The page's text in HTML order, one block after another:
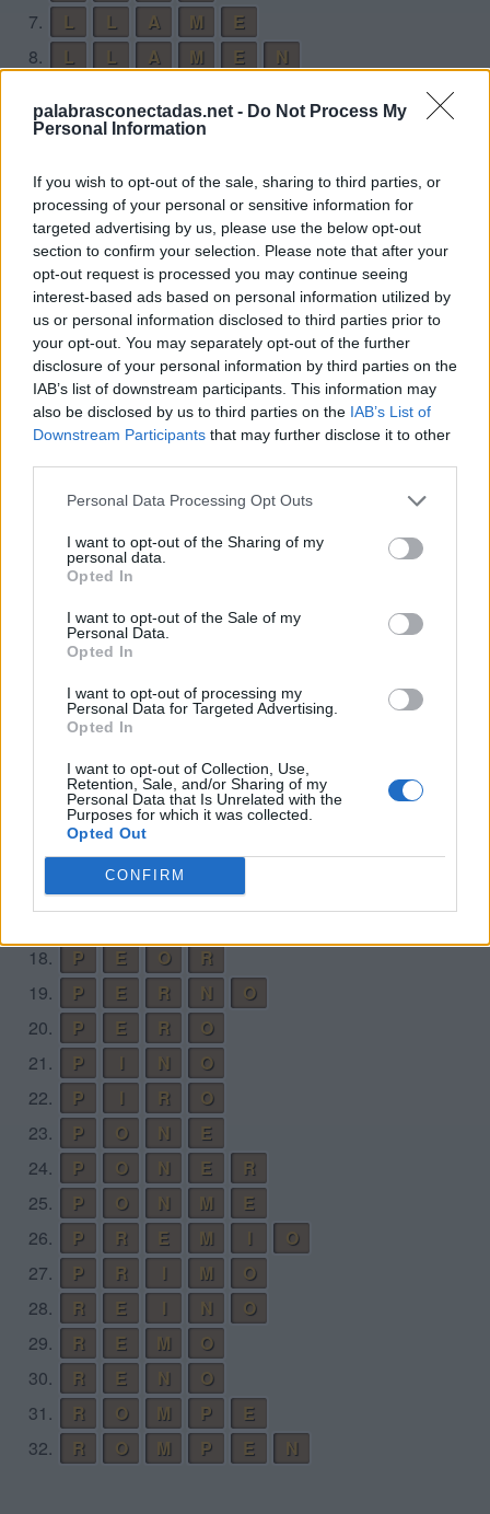
palabrasconectadas.net - Do Not Process My
Personal Information
If you wish to opt-out of the sale, sharing to third parties, or
processing of your personal or sensitive information for
targeted advertising by us, please use the below opt-out
section to confirm your selection. Please note that after your
opt-out request is processed you may continue seeing
interest-based ads based on personal information utilized by
us or personal information disclosed to third parties prior to
your opt-out. You may separately opt-out of the further
disclosure of your personal information by third parties on the
IAB’s list of downstream participants. This information may
also be disclosed by us to third parties on the IAB’s List of
Downstream Participants that may further disclose it to other
Personal Data Processing Opt Outs
I want to opt-out of the Sharing of my
personal data.
Opted In
I want to opt-out of the Sale of my
Personal Data.
Opted In
I want to opt-out of processing my
Personal Data for Targeted Advertising.
Opted In
I want to opt-out of Collection, Use,
Retention, Sale, and/or Sharing of my
Personal Data that Is Unrelated with the
Purposes for which it was collected.
Opted Out
CONFIRM
7.
L L A M
E
8.
L L A M E
N
10. M A L L
12.
M E L
A
13. M E L L
A
14.
M E N
A
Desafío 7
1.
E M I
R
2.
I M P O N
E
3.
I M P O N E
R
4.
I R M
E
M E N
O
M E N O
R
M E
M E R
O
M I N
M I O P
E
M I R E
N
M I R
O
15. O P R I M
E
16.
R E
18.
P E O
R
19.
P E R N
O
20.
P E R
O
21.
P I N
O
22.
P I R
O
23.
P O N
E
24.
P O N E
R
25.
P O N M
E
26.
P R E M
O
27.
P R M
O
28.
R E N
O
29.
R E M
O
30.
R E N
O
31.
R O M P
E
32.
R O M P E N